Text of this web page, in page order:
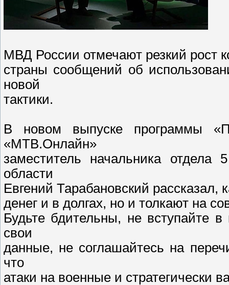
МВД России отмечают резкий рост
страны сообщений об
новой
тактики.
В новом выпуске программы
«МТВ.Онлайн»
заместитель начальника
области
Евгений Тарабановский рассказал,
денег и в долгах, но и толкают на
Будьте бдительны, не вступайте
свои
данные, не соглашайтесь на
что
атаки на военные и стратегически